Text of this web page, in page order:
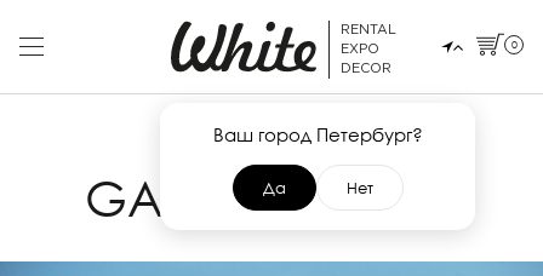
RENTAL
EXPO
DECOR
Ваш город Петербург?
Да Нет
0
31 ИЮЛЯ 2017
GALAXY STUDIO